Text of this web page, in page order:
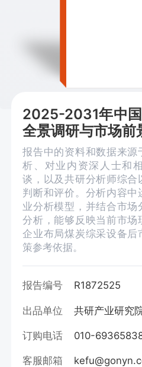
2025-2031年中
全景调研与市场前
报告中的资料和数据来源
析、对业内资深人士和
谈，以及共研分析师综合
判断和评价。分析内容
业分析模型，并结合市
分析，能够反映当前市场
企业布局煤炭综采设备
策参考依据。
报告编号 R1872525
出品单位 共研产业研究
订购电话 010-
客服邮箱